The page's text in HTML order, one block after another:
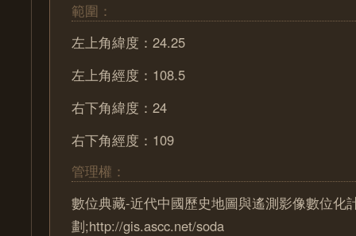
範圍：
左上角緯度：24.25
左上角經度：108.5
右下角緯度：24
右下角經度：109
管理權：
數位典藏-近代中國歷史地圖與遙測影像數位化
劃;http://gis.ascc.net/soda